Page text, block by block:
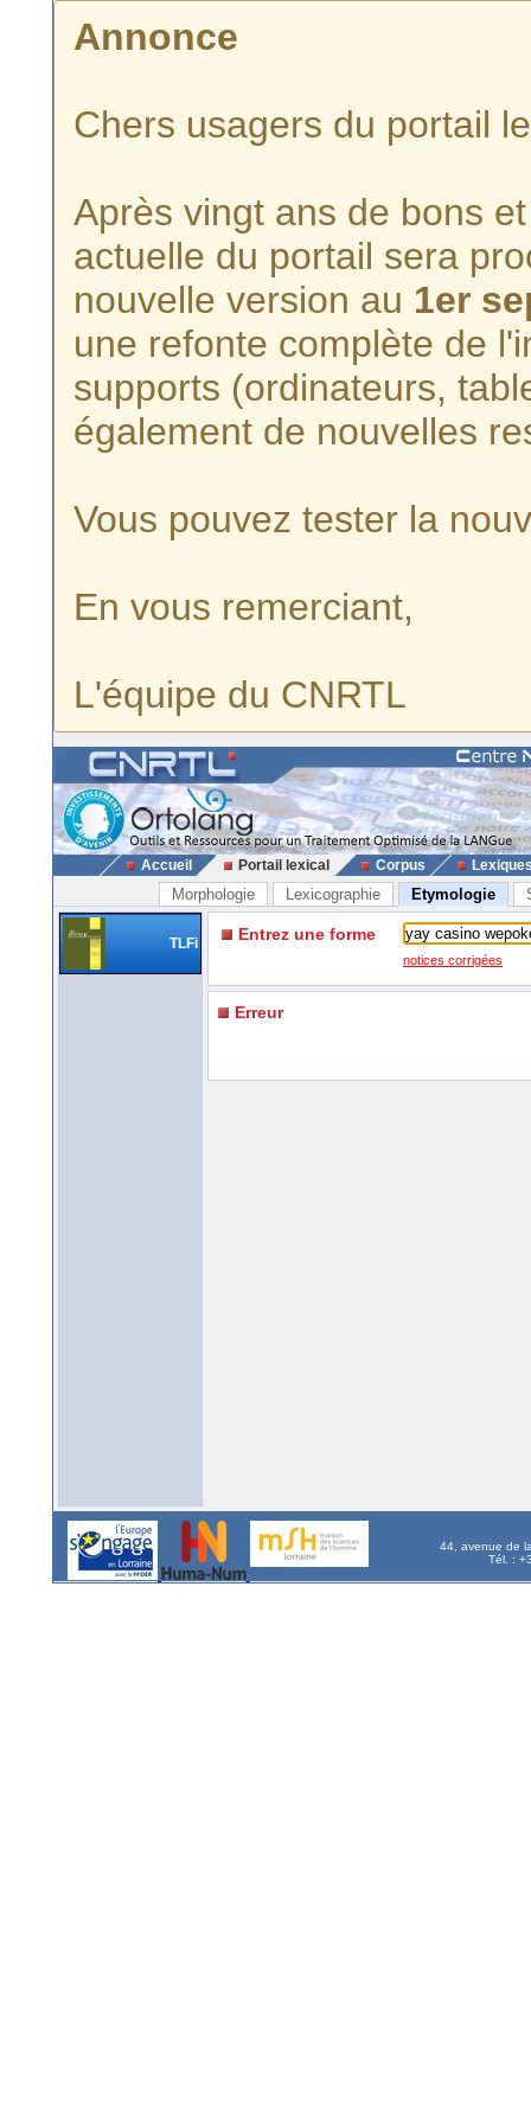
Annonce
Chers usagers du portail
Après vingt ans de bons
actuelle du portail sera
nouvelle version au 1er
une refonte complète de
supports (ordinateurs,
également de nouvelles
Vous pouvez tester la
En vous remerciant,
L'équipe du CNRTL
Accueil Portail lexical Corpus
Morphologie Lexicographie Etymologie
TLFi Entrez une forme
notices corrigées
Erreur
44, avenue de
Tél. :